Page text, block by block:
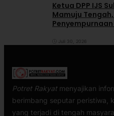
Ketua DPP IJS
Mamuju
Juli 30, 2026
Potret Rakyatmenyajikan
berimbang seputar peristiwa,
yang terjadi di tengah